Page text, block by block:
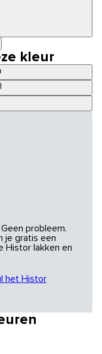
kleur
probleem.
je gratis een
Histor lakken en
het Histor